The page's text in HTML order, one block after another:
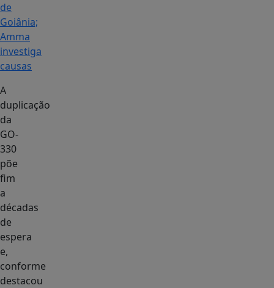
de
Goiânia;
Amma
investiga
causas
A
duplicação
da
GO-
330
põe
fim
a
décadas
de
espera
e,
conforme
destacou